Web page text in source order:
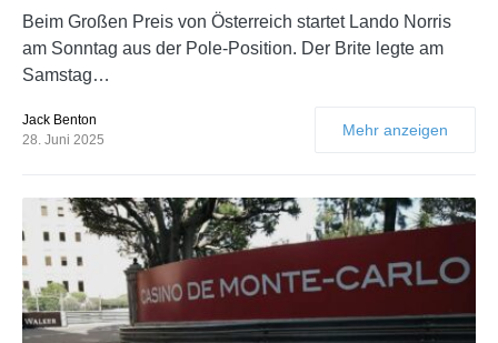
Beim Großen Preis von Österreich startet Lando Norris
am Sonntag aus der Pole-Position. Der Brite legte am
Samstag…
Jack Benton
28. Juni 2025
Mehr anzeigen